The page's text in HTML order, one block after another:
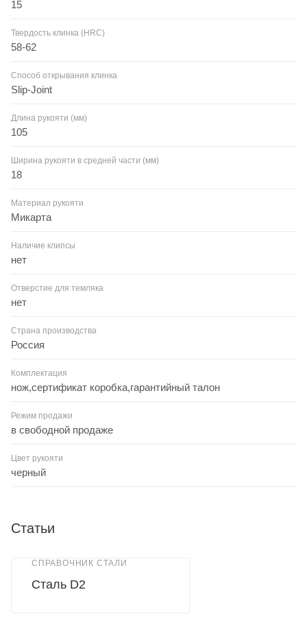
15
Твердость клинка (HRC)
58-62
Способ открывания клинка
Slip-Joint
Длина рукояти (мм)
105
Ширина рукояти в средней части (мм)
18
Материал рукояти
Микарта
Наличие клипсы
нет
Отверстие для темляка
нет
Страна производства
Россия
Комплектация
нож,сертификат коробка,гарантийный талон
Режим продажи
в свободной продаже
Цвет рукояти
черный
Статьи
СПРАВОЧНИК СТАЛИ
Сталь D2